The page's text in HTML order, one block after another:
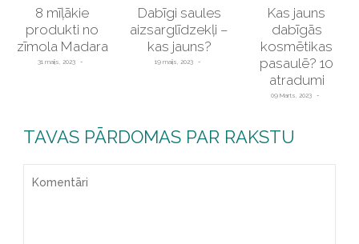
8 mīļākie
produkti no
zīmola Madara
31 maijs, 2023
Dabīgi saules
aizsarglīdzekļi –
kas jauns?
19 maijs, 2023
Kas jauns
dabīgās
kosmētikas
pasaulē? 10
atradumi
09 Marts, 2023
TAVAS PĀRDOMAS PAR RAKSTU